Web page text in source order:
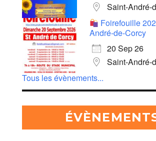
Saint-André-
Foirefouille
André-de-Corcy
20 Sep 26
Saint-André-
Tous les évènements...